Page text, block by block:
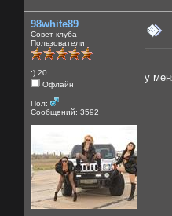
98white89
Совет клуба
Пользователи
:) 20
Офлайн
Пол:
Сообщений: 3592
у